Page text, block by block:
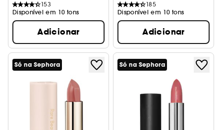
153
Disponível em 10 tons
Adicionar
185
Disponível em 10 tons
Adicionar
Só na Sephora Só na Sephora